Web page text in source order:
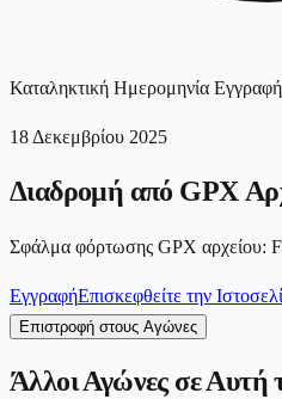
Καταληκτική Ημερομηνία
18 Δεκεμβρίου 2025
Διαδρομή από GPX
Σφάλμα φόρτωσης GPX αρχείου:
ΕγγραφήΕπισκεφθείτε την
Επιστροφή στους Αγώνες
Άλλοι Αγώνες σε